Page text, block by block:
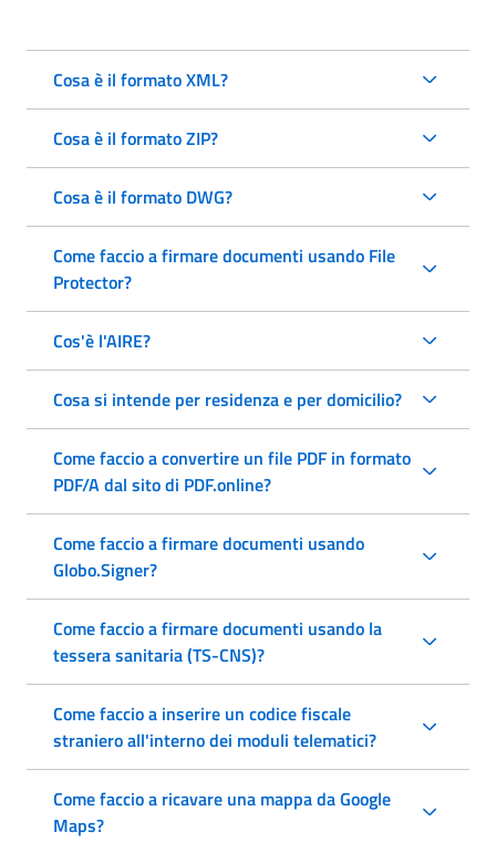
Cosa è il formato XML?
Cosa è il formato ZIP?
Cosa è il formato DWG?
Come faccio a firmare documenti usando File
Protector?
Cos'è l'AIRE?
Cosa si intende per residenza e per domicilio?
Come faccio a convertire un file PDF in formato
PDF/A dal sito di PDF.online?
Come faccio a firmare documenti usando
Globo.Signer?
Come faccio a firmare documenti usando la
tessera sanitaria (TS-CNS)?
Come faccio a inserire un codice fiscale
straniero all'interno dei moduli telematici?
Come faccio a ricavare una mappa da Google
Maps?